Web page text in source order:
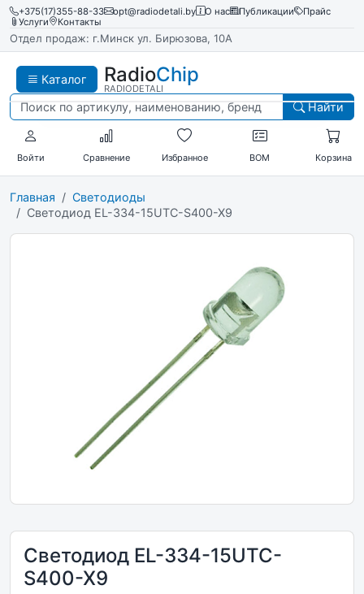
+375(17)355-88-33 opt@radiodetali.by О нас Публикации
Прайс
Услуги
Контакты
Отдел продаж: г.Минск ул. Бирюзова, 10А
Каталог RadioChip
RADIODETALI
Найти
Войти Сравнение Избранное BOM Корзина
Главная
Светодиоды
Светодиод EL-334-15UTC-S400-X9
Светодиод EL-334-15UTC-
S400-X9